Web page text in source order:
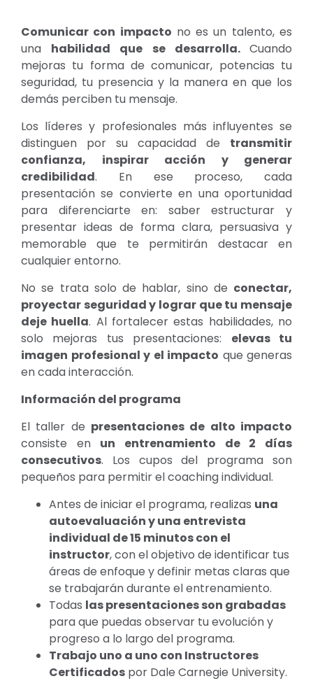
Comunicar con impacto no es un talento, es
una habilidad que se desarrolla.Cuando
mejoras tu forma de comunicar, potencias tu
seguridad, tu presencia y la manera en que los
demás perciben tu mensaje.
Los líderes y profesionales más influyentes se
distinguen por su capacidad de transmitir
confianza, inspirar acción y generar
credibilidad. En ese proceso, cada
presentación se convierte en una oportunidad
para diferenciarte en: saber estructurar y
presentar ideas de forma clara, persuasiva y
memorable que te permitirán destacar en
cualquier entorno.
No se trata solo de hablar, sino de conectar,
proyectar seguridad y lograr que tu mensaje
deje huella. Al fortalecer estas habilidades, no
solo mejoras tus presentaciones: elevas tu
imagen profesional y el impacto que generas
en cada interacción.
Información del programa
El taller de presentaciones de alto impacto
consiste en un entrenamiento de 2 días
consecutivos. Los cupos del programa son
pequeños para permitir el coaching individual.
Antes de iniciar el programa, realizas una
autoevaluación y una entrevista
individual de 15 minutos con el
instructor, con el objetivo de identificar tus
áreas de enfoque y definir metas claras que
se trabajarán durante el entrenamiento.
Todas las presentaciones son grabadas
para que puedas observar tu evolución y
progreso a lo largo del programa.
Trabajo uno a uno con Instructores
Certificados por Dale Carnegie University.